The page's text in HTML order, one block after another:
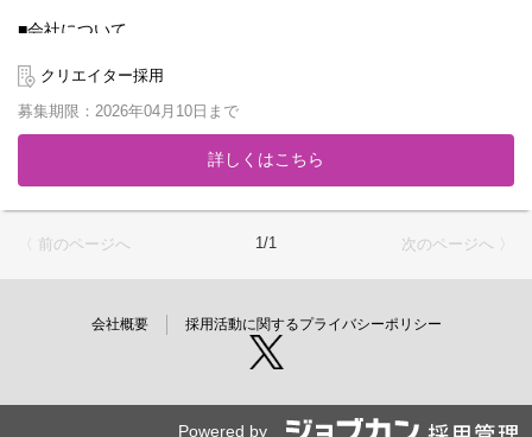
■会社について
年に設立。累計1,600万DL突破のマンガアプリ『GANMA!』や、ハ
イエンドアニメ制作スタジオ『Qzil.la』を展開し、時代に合わせた
モノづくりを続けています。
2020年からはYouTubeアニメ事業を本格始動。登録者数110万人
用や新規チャンネルの立ち上げに携わってくださる新たな仲間を
募集します。
テンツ制作をご担当いただきます。単に物語を書くだけでなく、
視聴者の反応を分析し、トレンドを捉えた「ヒットするコンテン
ツ」をチームで作り上げることがミッションです。
【担当業務】
・担当チャンネルのコンテンツ企画、ネタ出し
クリエイター採用
募集期限：2026年04月10日まで
詳しくはこちら
〈 前のページへ 1/1 次のページへ 〉
会社概要 採用活動に関するプライバシーポリシー
Powered by